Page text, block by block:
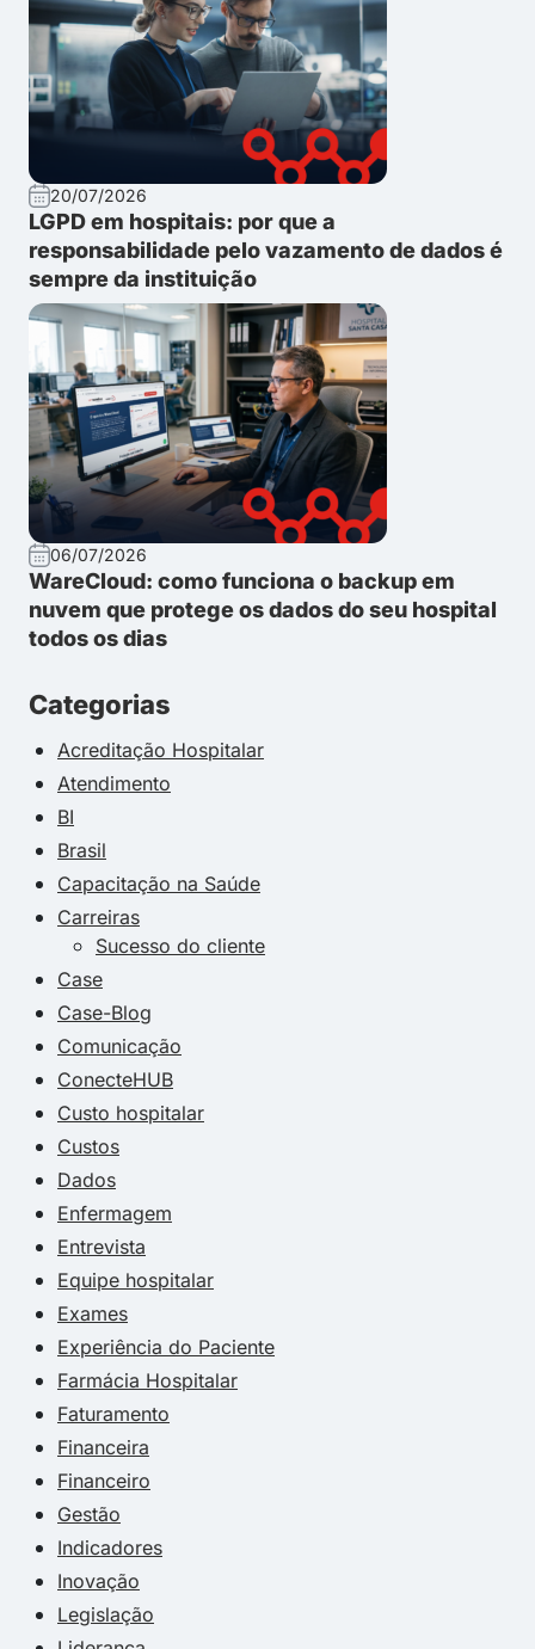
20/07/2026
LGPD em hospitais: por que a
responsabilidade pelo vazamento de dados é
sempre da instituição
06/07/2026
WareCloud: como funciona o backup em
nuvem que protege os dados do seu hospital
todos os dias
Categorias
Acreditação Hospitalar
Atendimento
BI
Brasil
Capacitação na Saúde
Carreiras
Sucesso do cliente
Case
Case-Blog
Comunicação
ConecteHUB
Custo hospitalar
Custos
Dados
Enfermagem
Entrevista
Equipe hospitalar
Exames
Experiência do Paciente
Farmácia Hospitalar
Faturamento
Financeira
Financeiro
Gestão
Indicadores
Inovação
Legislação